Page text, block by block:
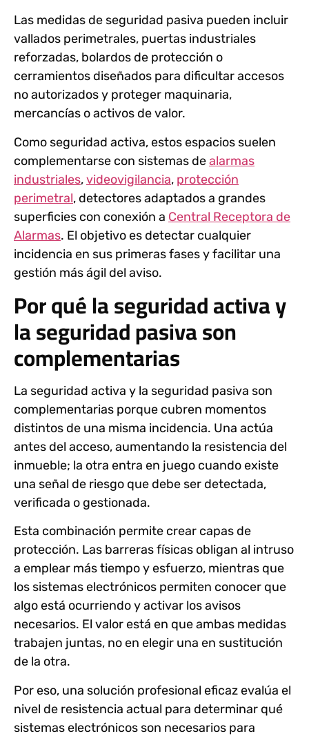
Las medidas de seguridad pasiva pueden incluir
vallados perimetrales, puertas industriales
reforzadas, bolardos de protección o
cerramientos diseñados para dificultar accesos
no autorizados y proteger maquinaria,
mercancías o activos de valor.
Como seguridad activa, estos espacios suelen
complementarse con sistemas dealarmas
industriales,videovigilancia, protección
perimetral, detectores adaptados a grandes
superficies con conexión a Central Receptora de
Alarmas. El objetivo es detectar cualquier
incidencia en sus primeras fases y facilitar una
gestión más ágil del aviso.
Por qué la seguridad activa y
la seguridad pasiva son
complementarias
La seguridad activa y la seguridad pasiva son
complementarias porque cubren momentos
distintos de una misma incidencia. Una actúa
antes del acceso, aumentando la resistencia del
inmueble; la otra entra en juego cuando existe
una señal de riesgo que debe ser detectada,
verificada o gestionada.
Esta combinación permite crear capas de
protección. Las barreras físicas obligan al intruso
a emplear más tiempo y esfuerzo, mientras que
los sistemas electrónicos permiten conocer que
algo está ocurriendo y activar los avisos
necesarios. El valor está en que ambas medidas
trabajen juntas, no en elegir una en sustitución
de la otra.
Por eso, una solución profesional eficaz evalúa el
nivel de resistencia actual para determinar qué
sistemas electrónicos son necesarios para